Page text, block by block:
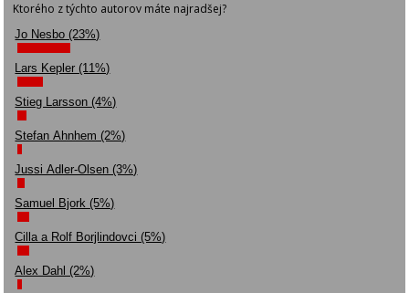
Ktorého z týchto autorov máte najradšej?
Jo Nesbo (23%)
Lars Kepler (11%)
Stieg Larsson (4%)
Stefan Ahnhem (2%)
Jussi Adler-Olsen (3%)
Samuel Bjork (5%)
Cilla a Rolf Borjlindovci (5%)
Alex Dahl (2%)